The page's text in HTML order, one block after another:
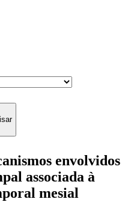
envolvidos
associada à
mesial